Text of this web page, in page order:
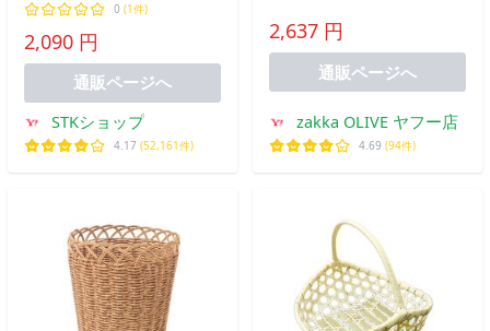
0 (1件)
2,090 円
通販ページへ
STKショップ
4.17 (52,161件)
ポット ブリキ製 壁掛け ア
ジアジ azi-azi TIN 庭飾り
2,637 円
通販ページへ
zakka OLIVE ヤフー店
4.69 (94件)